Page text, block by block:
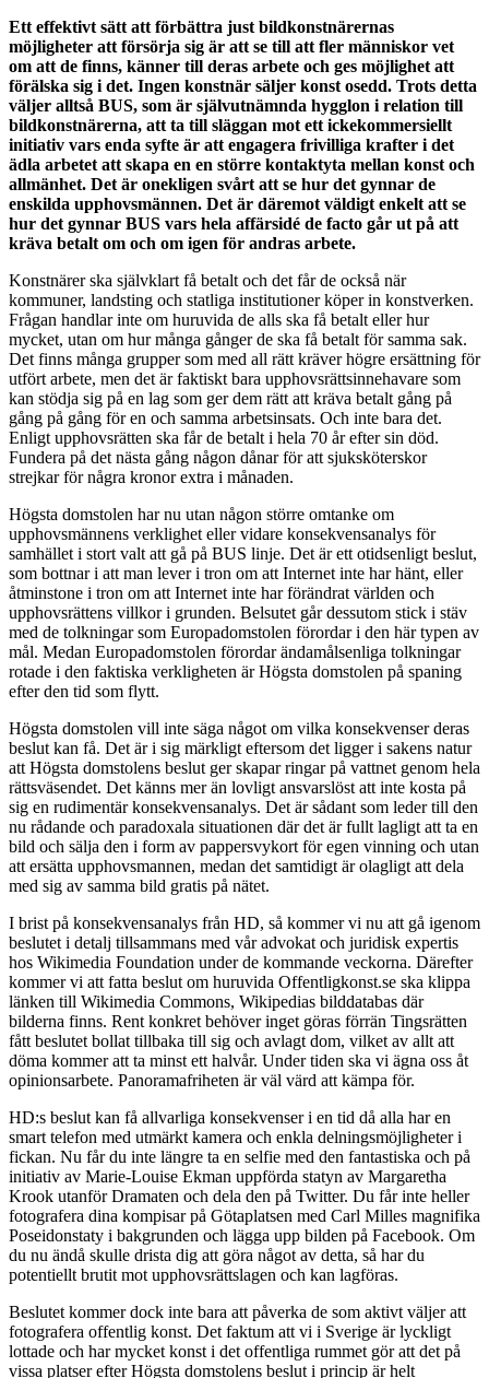
Ett effektivt sätt att förbättra just bildkonstnärernas
möjligheter att försörja sig är att se till att fler människor vet
om att de finns, känner till deras arbete och ges möjlighet att
förälska sig i det. Ingen konstnär säljer konst osedd. Trots detta
väljer alltså BUS, som är självutnämnda hygglon i relation till
bildkonstnärerna, att ta till släggan mot ett ickekommersiellt
initiativ vars enda syfte är att engagera frivilliga krafter i det
ädla arbetet att skapa en en större kontaktyta mellan konst och
allmänhet. Det är onekligen svårt att se hur det gynnar de
enskilda upphovsmännen. Det är däremot väldigt enkelt att se
hur det gynnar BUS vars hela affärsidé de facto går ut på att
kräva betalt om och om igen för andras arbete.
Konstnärer ska självklart få betalt och det får de också när
kommuner, landsting och statliga institutioner köper in konstverken.
Frågan handlar inte om huruvida de alls ska få betalt eller hur
mycket, utan om hur många gånger de ska få betalt för samma sak.
Det finns många grupper som med all rätt kräver högre ersättning för
utfört arbete, men det är faktiskt bara upphovsrättsinnehavare som
kan stödja sig på en lag som ger dem rätt att kräva betalt gång på
gång på gång för en och samma arbetsinsats. Och inte bara det.
Enligt upphovsrätten ska får de betalt i hela 70 år efter sin död.
Fundera på det nästa gång någon dånar för att sjuksköterskor
strejkar för några kronor extra i månaden.
Högsta domstolen har nu utan någon större omtanke om
upphovsmännens verklighet eller vidare konsekvensanalys för
samhället i stort valt att gå på BUS linje. Det är ett otidsenligt beslut,
som bottnar i att man lever i tron om att Internet inte har hänt, eller
åtminstone i tron om att Internet inte har förändrat världen och
upphovsrättens villkor i grunden. Belsutet går dessutom stick i stäv
med de tolkningar som Europadomstolen förordar i den här typen av
mål. Medan Europadomstolen förordar ändamålsenliga tolkningar
rotade i den faktiska verkligheten är Högsta domstolen på spaning
efter den tid som flytt.
Högsta domstolen vill inte säga något om vilka konsekvenser deras
beslut kan få. Det är i sig märkligt eftersom det ligger i sakens natur
att Högsta domstolens beslut ger skapar ringar på vattnet genom hela
rättsväsendet. Det känns mer än lovligt ansvarslöst att inte kosta på
sig en rudimentär konsekvensanalys. Det är sådant som leder till den
nu rådande och paradoxala situationen där det är fullt lagligt att ta en
bild och sälja den i form av pappersvykort för egen vinning och utan
att ersätta upphovsmannen, medan det samtidigt är olagligt att dela
med sig av samma bild gratis på nätet.
I brist på konsekvensanalys från HD, så kommer vi nu att gå igenom
beslutet i detalj tillsammans med vår advokat och juridisk expertis
hos Wikimedia Foundation under de kommande veckorna. Därefter
kommer vi att fatta beslut om huruvida Offentligkonst.se ska klippa
länken till Wikimedia Commons, Wikipedias bilddatabas där
bilderna finns. Rent konkret behöver inget göras förrän Tingsrätten
fått beslutet bollat tillbaka till sig och avlagt dom, vilket av allt att
döma kommer att ta minst ett halvår. Under tiden ska vi ägna oss åt
opinionsarbete. Panoramafriheten är väl värd att kämpa för.
HD:s beslut kan få allvarliga konsekvenser i en tid då alla har en
smart telefon med utmärkt kamera och enkla delningsmöjligheter i
fickan. Nu får du inte längre ta en selfie med den fantastiska och på
initiativ av Marie-Louise Ekman uppförda statyn av Margaretha
Krook utanför Dramaten och dela den på Twitter. Du får inte heller
fotografera dina kompisar på Götaplatsen med Carl Milles magnifika
Poseidonstaty i bakgrunden och lägga upp bilden på Facebook. Om
du nu ändå skulle drista dig att göra något av detta, så har du
potentiellt brutit mot upphovsrättslagen och kan lagföras.
Beslutet kommer dock inte bara att påverka de som aktivt väljer att
fotografera offentlig konst. Det faktum att vi i Sverige är lyckligt
lottade och har mycket konst i det offentliga rummet gör att det på
vissa platser efter Högsta domstolens beslut i princip är helt